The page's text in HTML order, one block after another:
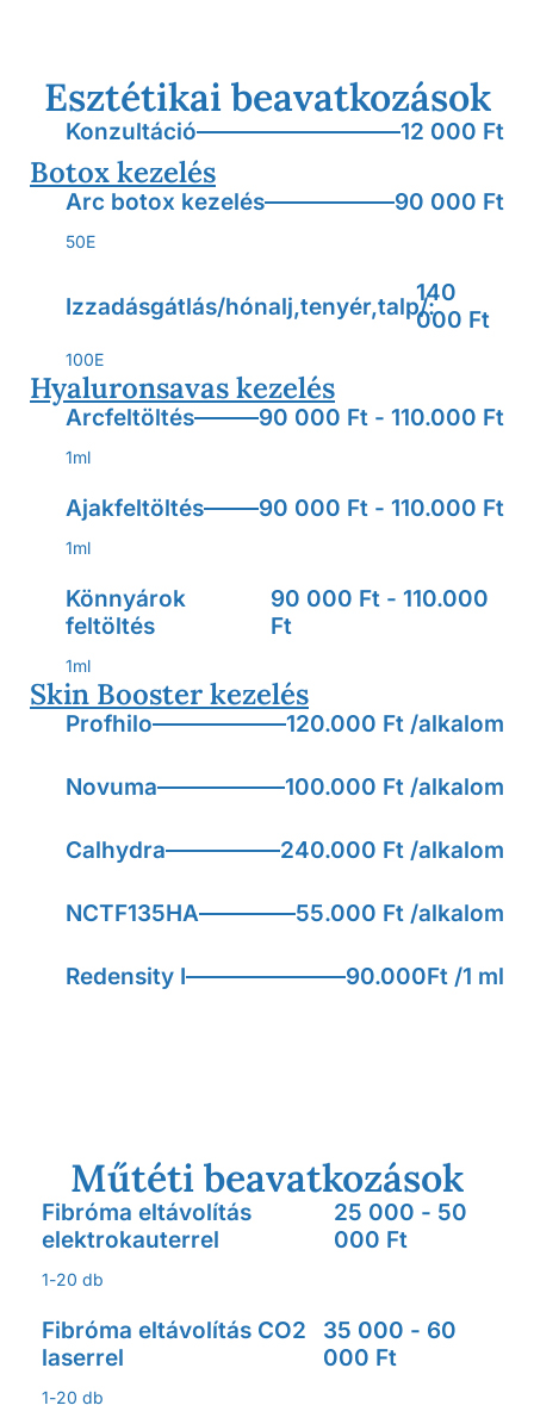
Esztétikai beavatkozások
Konzultáció 12 000 Ft
Botox kezelés
Arc botox kezelés 90 000 Ft
50E
Izzadásgátlás/hónalj,tenyér,talp/:140
000 Ft
100E
Hyaluronsavas kezelés
Arcfeltöltés 90 000 Ft - 110.000 Ft
1ml
Ajakfeltöltés 90 000 Ft - 110.000 Ft
1ml
Könnyárok
feltöltés
90 000 Ft - 110.000
Ft
1ml
Skin Booster kezelés
Profhilo 120.000 Ft /alkalom
Novuma 100.000 Ft /alkalom
Calhydra 240.000 Ft /alkalom
NCTF135HA 55.000 Ft /alkalom
Redensity I 90.000Ft /1 ml
Műtéti beavatkozások
Fibróma eltávolítás
elektrokauterrel
25 000 - 50
000 Ft
1-20 db
Fibróma eltávolítás CO2
laserrel
35 000 - 60
000 Ft
1-20 db